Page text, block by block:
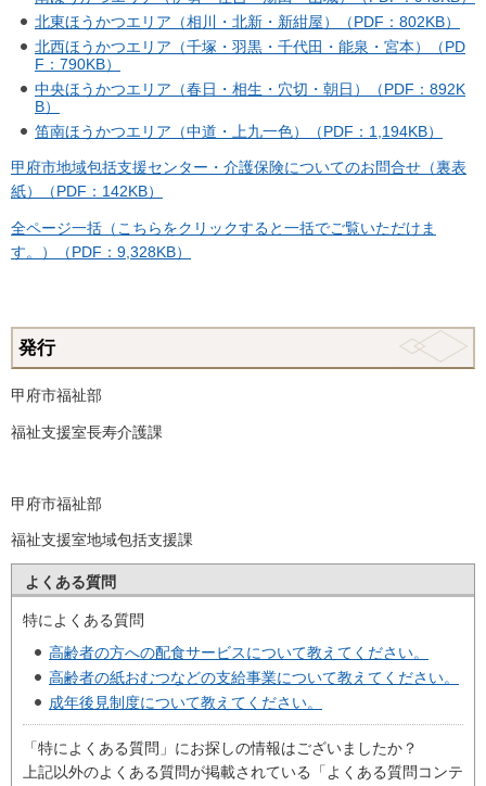
北東ほうかつエリア（相川・北新・新紺屋）（PDF：802KB）
北西ほうかつエリア（千塚・羽黒・千代田・能泉・宮本）（PD
F：790KB）
中央ほうかつエリア（春日・相生・穴切・朝日）（PDF：892K
B）
笛南ほうかつエリア（中道・上九一色）（PDF：1,194KB）
甲府市地域包括支援センター・介護保険についてのお問合せ（裏表
紙）（PDF：142KB）
全ページ一括（こちらをクリックすると一括でご覧いただけま
す。）（PDF：9,328KB）
発行
甲府市福祉部
福祉支援室長寿介護課
甲府市福祉部
福祉支援室地域包括支援課
よくある質問
特によくある質問
高齢者の方への配食サービスについて教えてください。
高齢者の紙おむつなどの支給事業について教えてください。
成年後見制度について教えてください。
「特によくある質問」にお探しの情報はございましたか？
上記以外のよくある質問が掲載されている「よくある質問コンテ